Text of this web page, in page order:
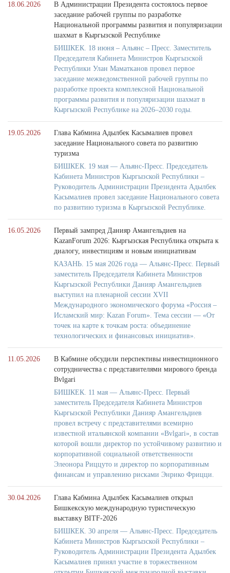
18.06.2026
В Администрации Президента состоялось первое
заседание рабочей группы по разработке
Национальной программы развития и популяризации
шахмат в Кыргызской Республике
БИШКЕК. 18 июня – Альянс – Пресс. Заместитель
Председателя Кабинета Министров Кыргызской
Республики Улан Маматканов провел первое
заседание межведомственной рабочей группы по
разработке проекта комплексной Национальной
программы развития и популяризации шахмат в
Кыргызской Республике на 2026–2030 годы.
19.05.2026
Глава Кабмина Адылбек Касымалиев провел
заседание Национального совета по развитию
туризма
БИШКЕК. 19 мая — Альянс-Пресс. Председатель
Кабинета Министров Кыргызской Республики –
Руководитель Администрации Президента Адылбек
Касымалиев провел заседание Национального совета
по развитию туризма в Кыргызской Республике.
16.05.2026
Первый зампред Данияр Амангельдиев на
KazanForum 2026: Кыргызская Республика открыта к
диалогу, инвестициям и новым инициативам
КАЗАНЬ. 15 мая 2026 года — Альянс-Пресс. Первый
заместитель Председателя Кабинета Министров
Кыргызской Республики Данияр Амангельдиев
выступил на пленарной сессии XVII
Международного экономического форума «Россия –
Исламский мир: Kazan Forum». Тема сессии — «От
точек на карте к точкам роста: объединение
технологических и финансовых инициатив».
11.05.2026
В Кабмине обсудили перспективы инвестиционного
сотрудничества с представителями мирового бренда
Bvlgari
БИШКЕК. 11 мая — Альянс-Пресс. Первый
заместитель Председателя Кабинета Министров
Кыргызской Республики Данияр Амангельдиев
провел встречу с представителями всемирно
известной итальянской компании «Bvlgari», в состав
которой вошли директор по устойчивому развитию и
корпоративной социальной ответственности
Элеонора Риццуто и директор по корпоративным
финансам и управлению рисками Энрико Фрицци.
30.04.2026
Глава Кабмина Адылбек Касымалиев открыл
Бишкекскую международную туристическую
выставку BITF-2026
БИШКЕК. 30 апреля — Альянс-Пресс. Председатель
Кабинета Министров Кыргызской Республики –
Руководитель Администрации Президента Адылбек
Касымалиев принял участие в торжественном